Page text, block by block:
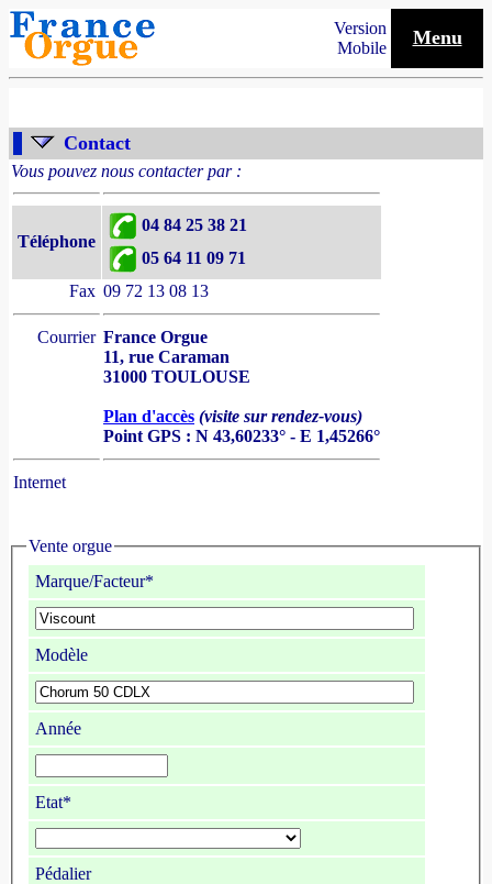
Version
Mobile
Menu
Contact
Vous pouvez nous contacter par :
Téléphone
04 84 25 38 21
05 64 11 09 71
Fax 09 72 13 08 13
Courrier France Orgue
11, rue Caraman
31000 TOULOUSE
Plan d'accès (visite sur rendez-vous)
Point GPS : N 43,60233° - E 1,45266°
Internet
Vente orgue
Marque/Facteur*
Modèle
Année
Etat*
Pédalier